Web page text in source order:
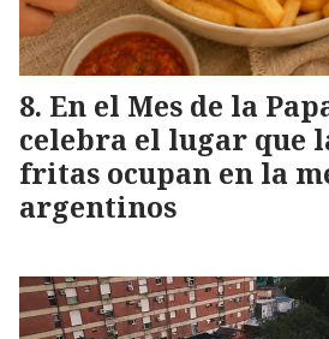
En el Mes de la
celebra el lugar que
fritas ocupan en la
argentinos